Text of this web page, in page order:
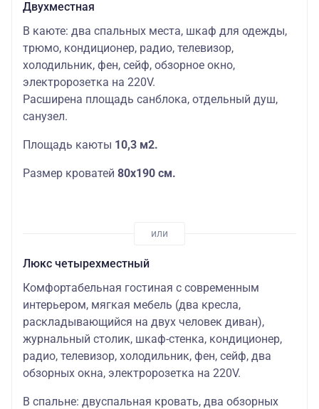
Двухместная
В каюте: два спальных места, шкаф для одежды,
трюмо, кондиционер, радио, телевизор,
холодильник, фен, сейф, обзорное окно,
электророзетка на 220V.
Расширена площадь санблока, отдельный душ,
санузел.
Площадь каюты 10,3 м2.
Размер кроватей 80х190 см.
Люкс четырехместный
Комфортабельная гостиная с современным
интерьером, мягкая мебель (два кресла,
раскладывающийся на двух человек диван),
журнальный столик, шкаф-стенка, кондиционер,
радио, телевизор, холодильник, фен, сейф, два
обзорных окна, электророзетка на 220V.
В спальне: двуспальная кровать, два обзорных